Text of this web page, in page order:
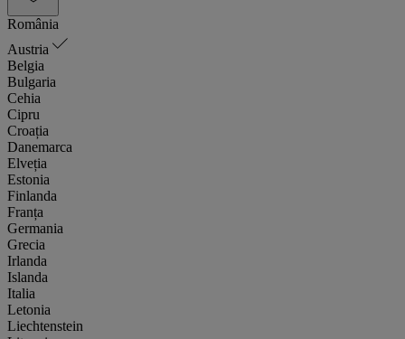
România
Austria
Belgia
Bulgaria
Cehia
Cipru
Croația
Danemarca
Elveția
Estonia
Finlanda
Franța
Germania
Grecia
Irlanda
Islanda
Italia
Letonia
Liechtenstein